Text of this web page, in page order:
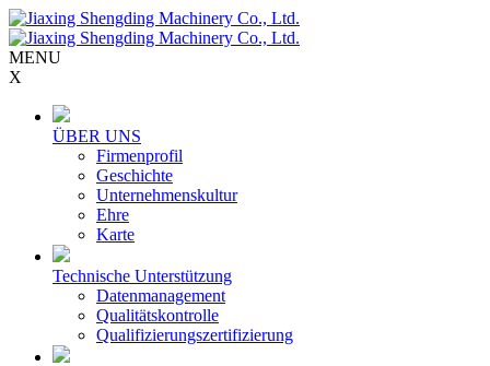
MENU
X
ÜBER UNS
Firmenprofil
Geschichte
Unternehmenskultur
Ehre
Karte
Technische Unterstützung
Datenmanagement
Qualitätskontrolle
Qualifizierungszertifizierung